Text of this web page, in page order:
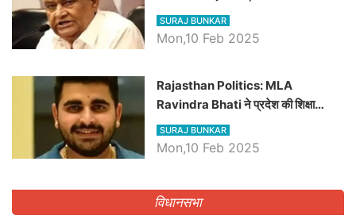
बड़ी खबरें
SURAJ BUNKAR
Mon,10 Feb 2025
Rajasthan Politics: MLA
Ravindra Bhati ने प्रदेश की शिक्षा
व्यवस्था पर उठाए सवाल, Madan
Dilawar पर हमला करते हुए गिनवाये खाली
SURAJ BUNKAR
Mon,10 Feb 2025
विधानसभा